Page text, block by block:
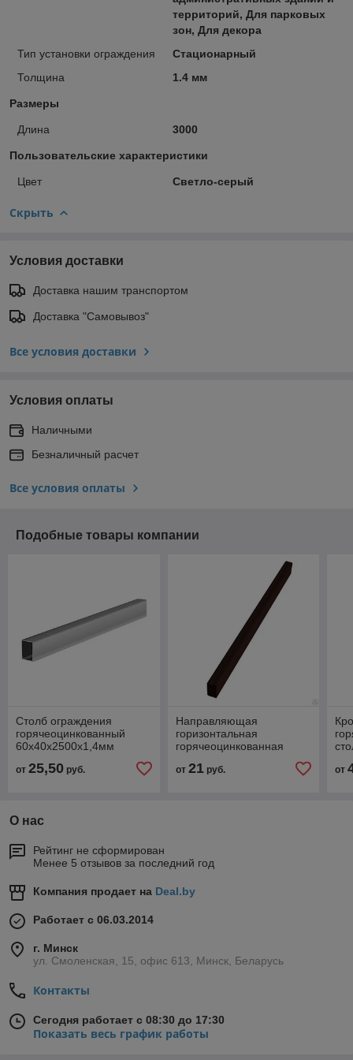
территорий, Для парковых
зон, Для декора
Тип установки ограждения
Стационарный
Толщина
1.4 мм
Размеры
Длина 3000
Пользовательские характеристики
Цвет Светло-серый
Скрыть
Условия доставки
Доставка нашим транспортом
Доставка "Самовывоз"
Все условия доставки
Условия оплаты
Наличными
Безналичный расчет
Все условия оплаты
Подобные товары компании
Столб ограждения
горячеоцинкованный
60х40х2500х1,4мм
RAL8017 коричневый
от 25,50 руб.
Направляющая
горизонтальная
горячеоцинкованная
RAL7035 св. серый /
от 21руб. от
О нас
Рейтинг не сформирован
Менее 5 отзывов за последний год
Компания продает на Deal.by
Работает с 06.03.2014
г. Минск
ул. Смоленская, 15, офис 613, Минск, Беларусь
Контакты
Сегодня работает с 08:30 до 17:30
Показать весь график работы